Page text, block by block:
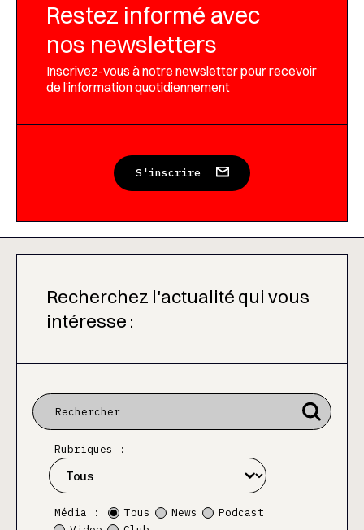
Restez informé avec
nos newsletters
Inscrivez-vous à notre newsletter pour recevoir
de l’information quotidiennement
S'inscrire
Recherchez l'actualité qui vous
intéresse :
Rubriques :
Média : Tous News
Podcast